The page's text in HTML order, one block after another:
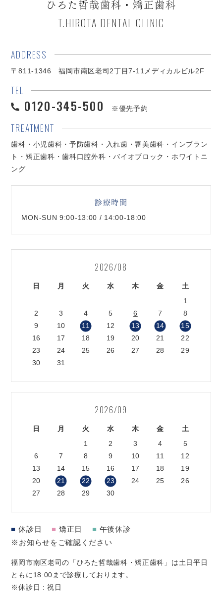
ひろた哲哉歯科・矯正歯科
T.HIROTA DENTAL CLINIC
ADDRESS
〒811-1346 福岡市南区老司2丁目7-11メディカルビル2F
TEL
0120-345-500 ※優先予約
TREATMENT
歯科・小児歯科・予防歯科・入れ歯・審美歯科・インプラン
ト・矯正歯科・歯科口腔外科・バイオブロック・ホワイトニ
ング
診療時間
MON-SUN 9:00-13:00 / 14:00-18:00
2026/08
日 月 火 水 木 金
土
1
2
3 4 5 6 7
8
9
10 11 12 13 14
15
16
17 18 19 20 21
22
23
24 25 26 27 28
29
30
31
2026/09
日 月 火 水 木 金
土
1
2 3 4
5
6
7 8 9 10 11
12
13
14 15 16 17 18
19
20
21 22 23 24 25
26
27
28 29 30
■ 休診日 ■ 矯正日 ■ 午後休診
※お知らせをご確認ください
福岡市南区老司の「ひろた哲哉歯科・矯正歯科」は土日平日
ともに18:00まで診療しております。
※休診日 : 祝日